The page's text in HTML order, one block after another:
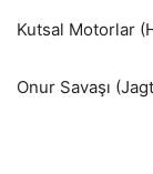
Kutsal Motorlar
Onur Savaşı